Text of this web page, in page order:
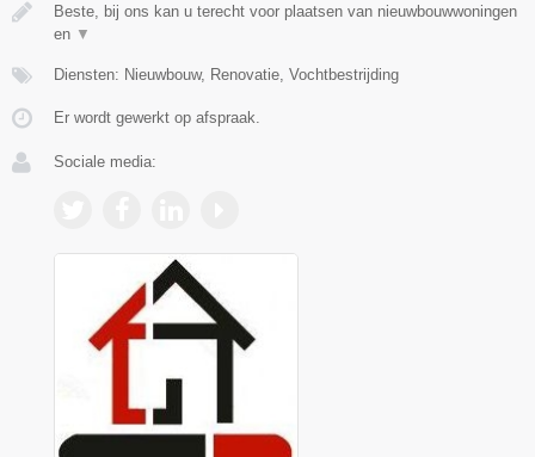
Beste, bij ons kan u terecht voor plaatsen van nieuwbouwwoningen
en ▼
Diensten: Nieuwbouw, Renovatie, Vochtbestrijding
Er wordt gewerkt op afspraak.
Sociale media: